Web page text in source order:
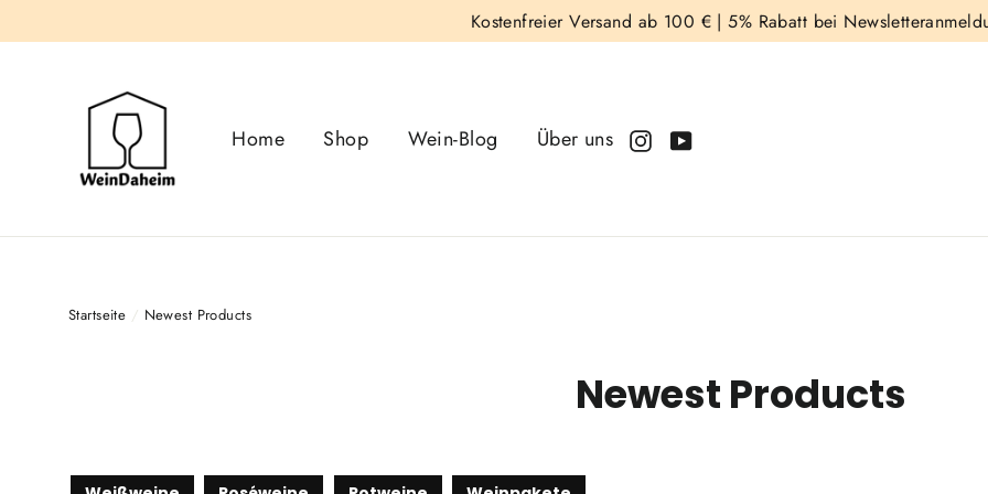
zum
Kostenfreier Versand ab 100 € |5% Rabatt bei
Home Shop Wein-Blog Über uns InstagramYouTube
Startseite / Newest Products
Newest Products